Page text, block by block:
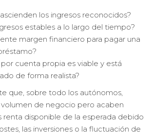
los ingresos reconocidos?
estables a lo largo del tiempo?
margen financiero para pagar una
cuenta propia es viable y está
de forma realista?
que, sobre todo los autónomos,
de negocio pero acaben
disponible de la esperada debido
las inversiones o la fluctuación de